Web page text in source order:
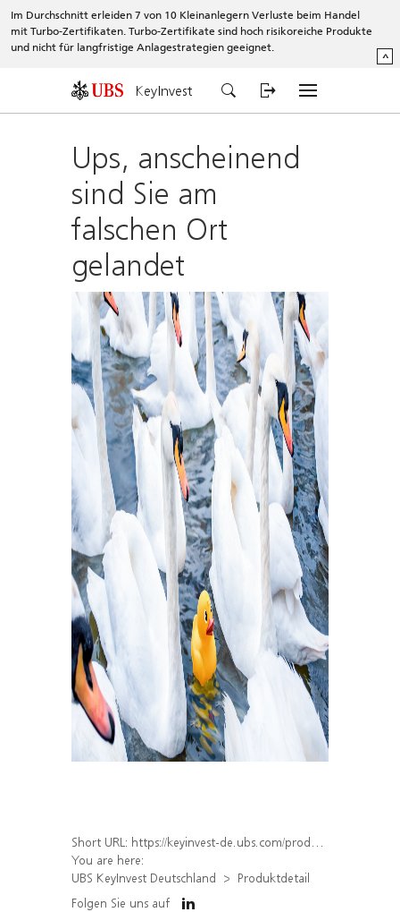
Im Durchschnitt erleiden 7 von 10 Kleinanlegern Verluste beim Handel
mit Turbo-Zertifikaten. Turbo-Zertifikate sind hoch risikoreiche Produkte
und nicht für langfristige Anlagestrategien geeignet.
^
KeyInvest
Ups, anscheinend
sind Sie am
falschen Ort
gelandet
Short URL: https://keyinvest-de.ubs.com/produkt/detail/index/isin/DE000WA7M8W4
You are here:
UBS KeyInvest Deutschland
Produktdetail
Folgen Sie uns auf